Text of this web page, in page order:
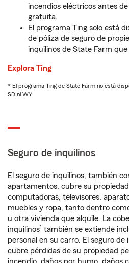
incendios eléctricos antes
gratuita.
El programa Ting solo está
de póliza de seguro de
inquilinos de State Farm que
Explora Ting
* El programa Ting de State Farm no está
SD ni WY
Seguro de inquilinos
El seguro de inquilinos, también
apartamentos, cubre su
computadoras, televisores,
muebles y ropa, tanto dentro
u otra vivienda que alquile. La
inquilinos1 también se extiende
personal en su carro. El seguro
cubre pérdidas de su propiedad